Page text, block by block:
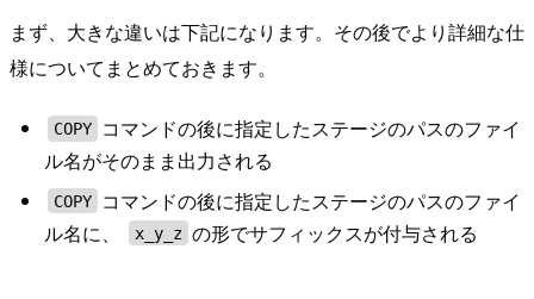
まず、大きな違いは下記になります。その後でより詳細な仕
様についてまとめておきます。
COPY
コマンドの後に指定したステージのパスのファイ
ル名がそのまま出力される
COPY
コマンドの後に指定したステージのパスのファイ
ル名に、
x_y_z の形でサフィックスが付与される